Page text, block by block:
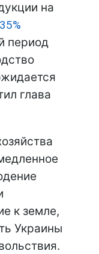
на
период
глава
к земле,
Украины